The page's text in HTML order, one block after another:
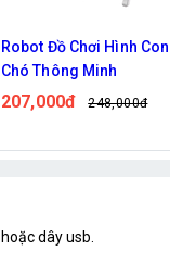
Bộ Đồ Chơi Cung Tên Bắn
Bóng Khủng Long
97,000đ 120,000đ
dây usb.